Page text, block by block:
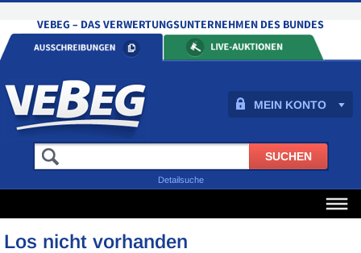
MEIN KONTO
Detailsuche
Los nicht vorhanden